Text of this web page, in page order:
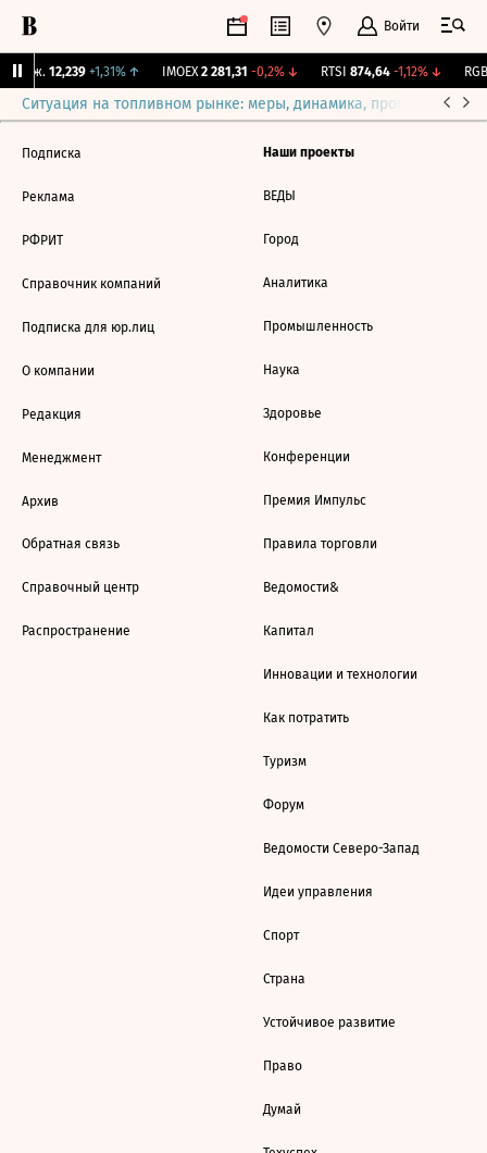
Войти
Бирж. 12,239 +1,31%↑ IMOEX 2 281,31 -0,2%↓ RTSI 874,64 -1,12%↓ RGBI
Ситуация на топливном рынке: меры, динамика, прогнозы
Подписка
Реклама
РФРИТ
Справочник компаний
Подписка для юр.лиц
О компании
Редакция
Менеджмент
Архив
Обратная связь
Справочный центр
Распространение
Наши проекты
ВЕДЫ
Город
Аналитика
Промышленность
Наука
Здоровье
Конференции
Премия Импульс
Правила торговли
Ведомости&
Капитал
Инновации и технологии
Как потратить
Туризм
Форум
Ведомости Северо-Запад
Идеи управления
Спорт
Страна
Устойчивое развитие
Право
Думай